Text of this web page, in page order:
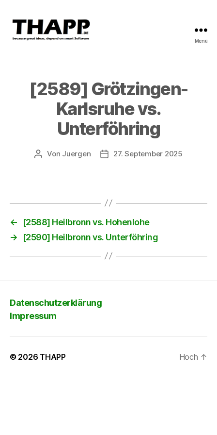
Menü
[2589] Grötzingen-
Karlsruhe vs.
Unterföhring
Beitragsautor
Von Juergen Beitragsdatum
27. September 2025
←
[2588] Heilbronn vs. Hohenlohe
→
[2590] Heilbronn vs. Unterföhring
Datenschutzerklärung
Impressum
© 2026 THAPP Hoch ↑